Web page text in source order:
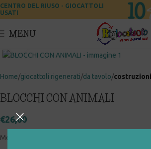
CENTRO DEL RIUSO - GIOCATTOLI
USATI
MENU
Home giocattoli rigenerati da tavolo costruzioni
BLOCCHI CON ANIMALI
€26,00
Mega sacchetto con tanti blocchi ed animali